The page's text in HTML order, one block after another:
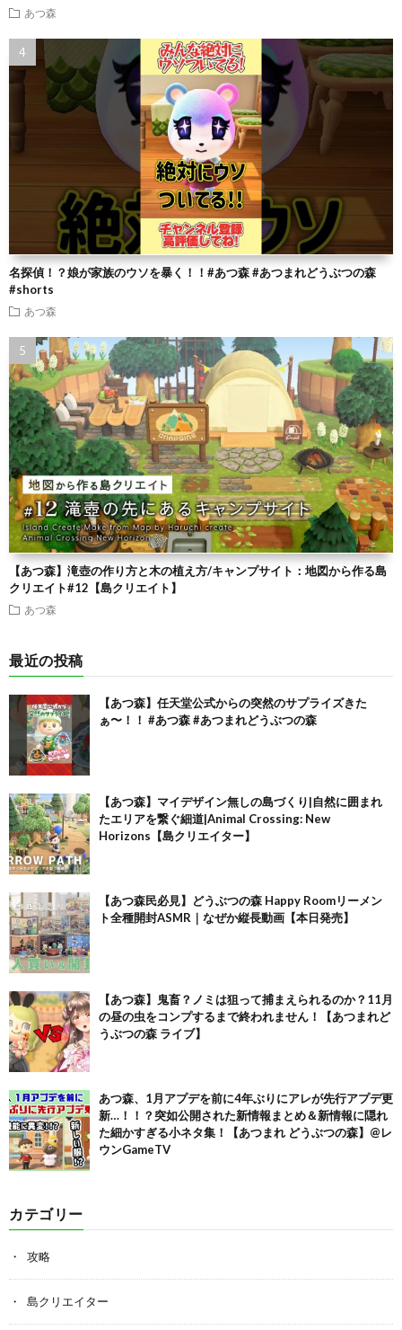
あつ森
名探偵！？娘が家族のウソを暴く！！#あつ森 #あつまれどうぶつの森
#shorts
あつ森
【あつ森】滝壺の作り方と木の植え方/キャンプサイト：地図から作る島
クリエイト#12【島クリエイト】
あつ森
最近の投稿
【あつ森】任天堂公式からの突然のサプライズきた
ぁ〜！！ #あつ森 #あつまれどうぶつの森
【あつ森】マイデザイン無しの島づくり|自然に囲まれ
たエリアを繋ぐ細道|Animal Crossing: New
Horizons【島クリエイター】
【あつ森民必見】どうぶつの森 Happy Roomリーメン
ト全種開封ASMR｜なぜか縦長動画【本日発売】
【あつ森】鬼畜？ノミは狙って捕まえられるのか？11月
の昼の虫をコンプするまで終われません！【あつまれど
うぶつの森 ライブ】
あつ森、1月アプデを前に4年ぶりにアレが先行アプデ更
新…！！？突如公開された新情報まとめ＆新情報に隠れ
た細かすぎる小ネタ集！【あつまれ どうぶつの森】@レ
ウンGameTV
カテゴリー
攻略
島クリエイター